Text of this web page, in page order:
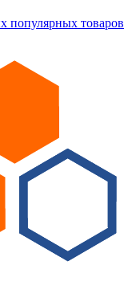
популярных товаров